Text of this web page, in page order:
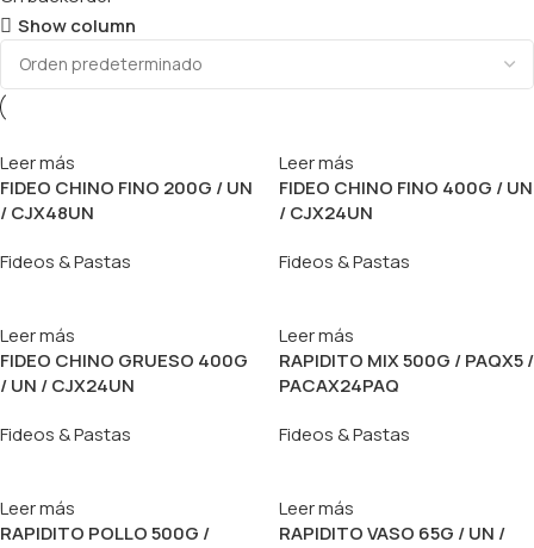
Show column
Leer más
FIDEO CHINO FINO 200G / UN
/ CJX48UN
Fideos & Pastas
Leer más
FIDEO CHINO FINO 400G / UN
/ CJX24UN
Fideos & Pastas
Leer más
FIDEO CHINO GRUESO 400G
/ UN / CJX24UN
Fideos & Pastas
Leer más
RAPIDITO MIX 500G / PAQX5 /
PACAX24PAQ
Fideos & Pastas
Leer más
RAPIDITO POLLO 500G /
Leer más
RAPIDITO VASO 65G / UN /